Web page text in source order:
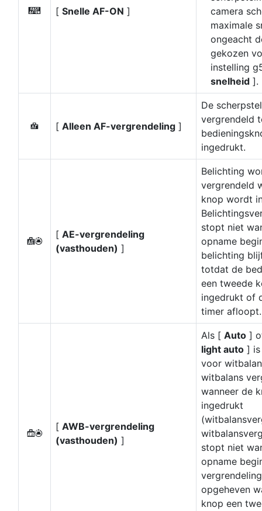
G [ Snelle AF-ON ]
camera
maximale
ongeacht
gekozen
instelling
snelheid ].
F [ Alleen AF-vergrendeling ]
De
vergrendeld
ingedrukt.
E
[ AE-vergrendeling
(vasthouden) ]
Belichting
vergrendeld
knop wordt
stopt niet
opname
belichting
totdat de
een tweede
ingedrukt of
timer afloopt.
N
[ AWB-vergrendeling
(vasthouden) ]
Als [ Auto ]
light auto ] is
voor
witbalans
wanneer de
ingedrukt
stopt niet
opname
opgeheven
knop een